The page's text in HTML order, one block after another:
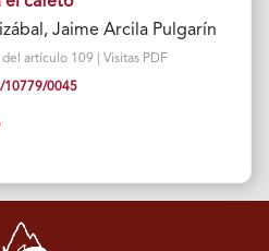
Jaime Arcila Pulgarín
artículo 109 | Visitas PDF
10779/0045